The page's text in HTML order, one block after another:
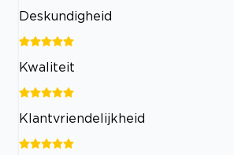
Deskundigheid
Kwaliteit
Klantvriendelijkheid